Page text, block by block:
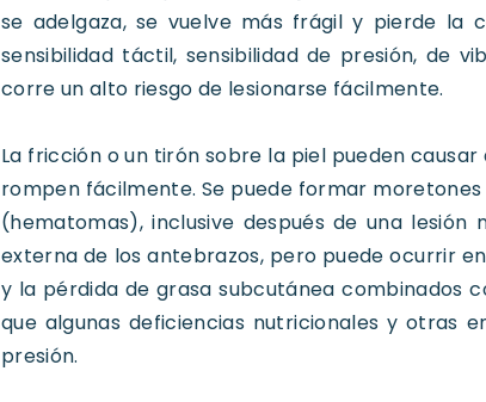
se adelgaza, se vuelve más frágil y pierde la
sensibilidad táctil, sensibilidad de presión, de
corre un alto riesgo de lesionarse fácilmente.
La fricción o un tirón sobre la piel pueden
rompen fácilmente. Se puede formar
(hematomas), inclusive después de una
externa de los antebrazos, pero puede ocurrir
y la pérdida de grasa subcutánea combinados
que algunas deficiencias nutricionales y otras
presión.